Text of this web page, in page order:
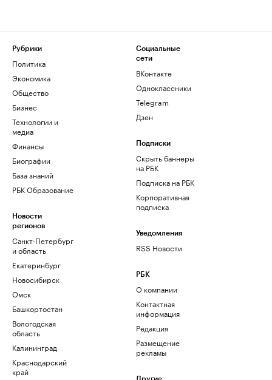
Рубрики
Политика
Экономика
Общество
Бизнес
Технологии и
медиа
Финансы
Биографии
База знаний
РБК Образование
Новости
регионов
Санкт-Петербург
и область
Екатеринбург
Новосибирск
Омск
Башкортостан
Вологодская
область
Калининград
Краснодарский
край
Социальные
сети
ВКонтакте
Одноклассники
Telegram
Дзен
Подписки
Скрыть баннеры
на РБК
Подписка на РБК
Корпоративная
подписка
Уведомления
RSS Новости
РБК
О компании
Контактная
информация
Редакция
Размещение
рекламы